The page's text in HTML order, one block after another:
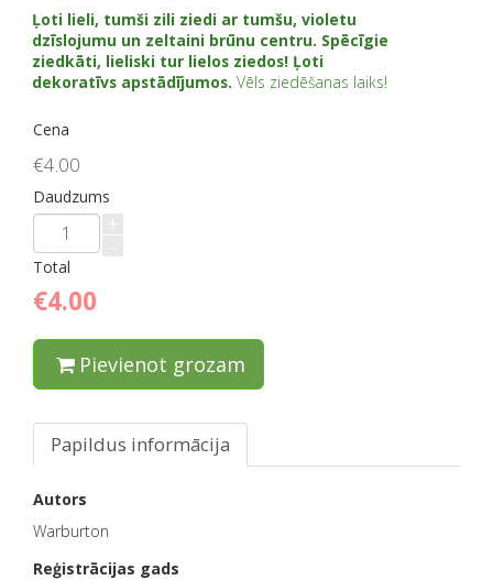
Ļoti lieli, tumši zili ziedi ar tumšu, violetu
dzīslojumu un zeltaini brūnu centru. Spēcīgie
ziedkāti, lieliski tur lielos ziedos! Ļoti
dekoratīvs apstādījumos. Vēls ziedēšanas laiks!
Cena
€4.00
Daudzums
Total
€4.00
Pievienot grozam
Papildus informācija
Autors
Warburton
Reģistrācijas gads